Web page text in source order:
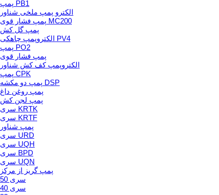
پمپ PB1
الکترو پمپ ملخی شناور
پمپ فشار قوی MC200
پمپ گل کش
الکتروپمپ چاهکی PV4
پمپ PO2
پمپ فشار قوی
الکتروپمپ کف کش شناور
پمپ CPK
پمپ دو مکشه DSP
پمپ روغن داغ
پمپ لجن کش
سری KRTK
سری KRTF
پمپ شناور
سری URD
سری UQH
سری BPD
سری UQN
پمپ گریز از مرکز
سری 50
سری 40